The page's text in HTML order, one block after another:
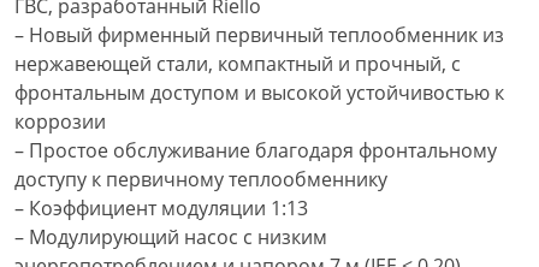
ГВС, разработанный Riello
– Новый фирменный первичный теплообменник из
нержавеющей стали, компактный и прочный, с
фронтальным доступом и высокой устойчивостью к
коррозии
– Простое обслуживание благодаря фронтальному
доступу к первичному теплообменнику
– Коэффициент модуляции 1:13
– Модулирующий насос с низким